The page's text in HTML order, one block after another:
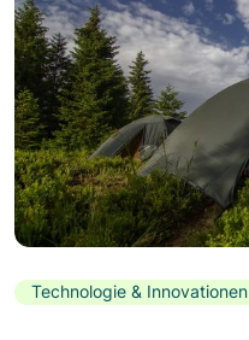
Technologie & Innovationen